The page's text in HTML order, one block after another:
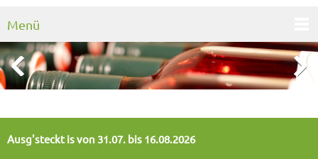
Menü
Ausg'steckt is von 31.07. bis 16.08.2026